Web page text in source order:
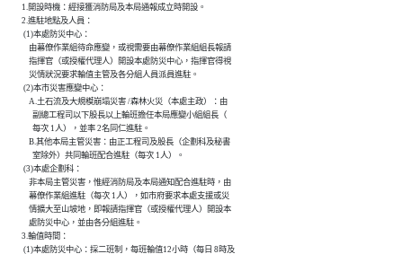
          1.開設時機：經接獲消防局及本局通報成立時開設。
          2.進駐地點及人員：
           (1)本處防災中心：
              由幕僚作業組待命應變，或視需要由幕僚作業組組長報請
              指揮官（或授權代理人）開設本處防災中心，指揮官得視
              災情狀況要求輪值主管及各分組人員派員進駐。
           (2)本市災害應變中心：
              A.土石流及大規模崩塌災害 /森林火災（本處主政）：由
                副總工程司以下股長以上輪班擔任本局應變小組組長（
                每次 1人），並率 2名同仁進駐。
              B.其他本局主管災害：由正工程司及股長（企劃科及秘書
                室除外）共同輪班配合進駐（每次 1人）。
           (3)本處企劃科：
              非本局主管災害，惟經消防局及本局通知配合進駐時，由
              幕僚作業組進駐（每次 1人），如市府要求本處支援或災
              情擴大至山坡地，即報請指揮官（或授權代理人）開設本
              處防災中心，並由各分組進駐。
          3.輪值時間：
           (1)本處防災中心：採二班制，每班輪值12小時（每日 8時及